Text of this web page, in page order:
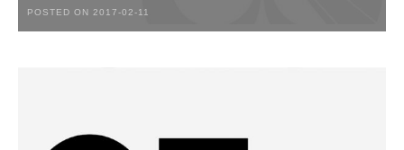
POSTED ON 2017-02-11